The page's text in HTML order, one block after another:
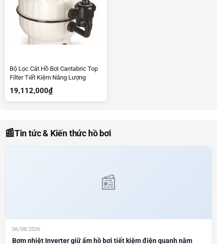
Bộ Lọc Cát Hồ Bơi Cantabric Top
Filter Tiết Kiệm Năng Lượng
19,112,000₫
📰Tin tức & Kiến thức hồ bơi
06/08/2026
Bơm nhiệt Inverter giữ ấm hồ bơi tiết kiệm điện quanh năm